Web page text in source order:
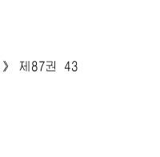
제87권 43